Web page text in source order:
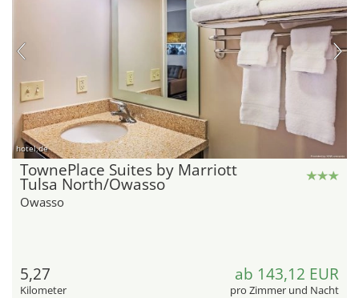
hotel.de
TownePlace Suites by Marriott
Tulsa North/Owasso
Owasso
5,27
Kilometer
ab 143,12 EUR
pro Zimmer und Nacht